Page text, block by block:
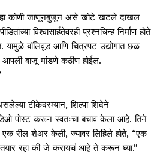
कोणी जाणूनबुजून असे खोटे खटले दाखल
विश्वासार्हतेवरही प्रश्नचिन्ह निर्माण होते
यामुळे बॉलिवूड आणि चित्रपट उद्योगात छळ
आपली बाजू मांडणे कठीण होईल.
टीकेदरम्यान, शिल्पा शिंदेने
पोस्ट करून स्वतःचा बचाव केला आहे. तिने
एक रील शेअर केली, ज्यावर लिहिले होते, “एक
तयार रहा की जे करायचं आहे ते करून घ्या.”